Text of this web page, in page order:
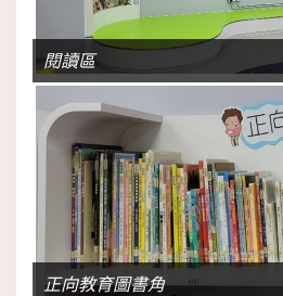
閱讀區
正向教育圖書角